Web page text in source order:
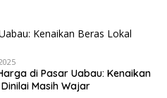
di Pasar Uabau: Kenaikan
Masih Wajar